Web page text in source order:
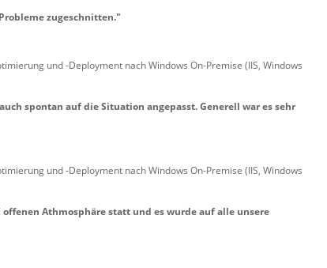
zugeschnitten."
und -Deployment nach Windows On-Premise (IIS, Windows
spontan auf die Situation angepasst. Generell war es sehr
und -Deployment nach Windows On-Premise (IIS, Windows
Athmosphäre statt und es wurde auf alle unsere